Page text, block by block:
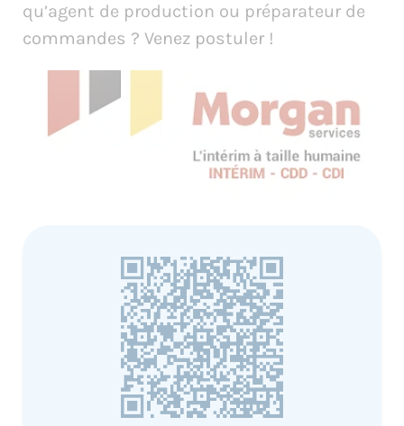
qu’agent de production ou préparateur de
commandes ? Venez postuler !